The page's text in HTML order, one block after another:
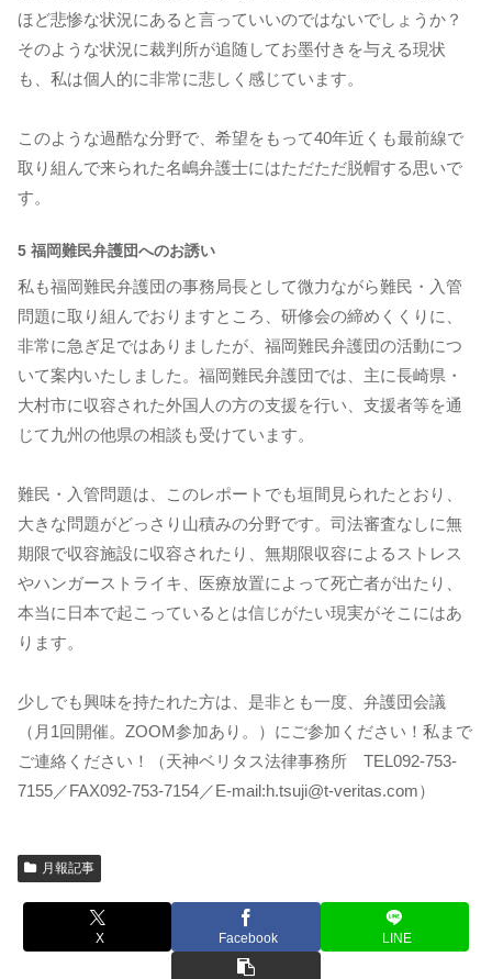
ほど悲惨な状況にあると言っていいのではないでしょうか？
そのような状況に裁判所が追随してお墨付きを与える現状
も、私は個人的に非常に悲しく感じています。
このような過酷な分野で、希望をもって40年近くも最前線で
取り組んで来られた名嶋弁護士にはただただ脱帽する思いで
す。
5 福岡難民弁護団へのお誘い
私も福岡難民弁護団の事務局長として微力ながら難民・入管
問題に取り組んでおりますところ、研修会の締めくくりに、
非常に急ぎ足ではありましたが、福岡難民弁護団の活動につ
いて案内いたしました。福岡難民弁護団では、主に長崎県・
大村市に収容された外国人の方の支援を行い、支援者等を通
じて九州の他県の相談も受けています。
難民・入管問題は、このレポートでも垣間見られたとおり、
大きな問題がどっさり山積みの分野です。司法審査なしに無
期限で収容施設に収容されたり、無期限収容によるストレス
やハンガーストライキ、医療放置によって死亡者が出たり、
本当に日本で起こっているとは信じがたい現実がそこにはあ
ります。
少しでも興味を持たれた方は、是非とも一度、弁護団会議
（月1回開催。ZOOM参加あり。）にご参加ください！私まで
ご連絡ください！（天神ベリタス法律事務所 TEL092-753-
7155／FAX092-753-7154／E-mail:h.tsuji@t-veritas.com）
月報記事
X Facebook LINE